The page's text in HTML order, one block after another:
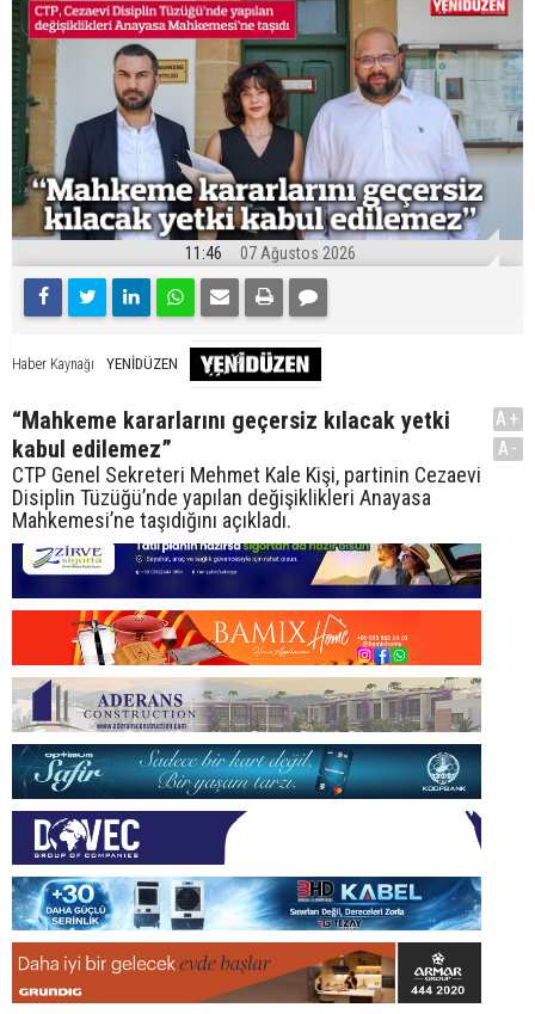
11:46 07 Ağustos 2026
Haber Kaynağı YENİDÜZEN
“Mahkeme kararlarını geçersiz kılacak yetki
kabul edilemez”
CTP Genel Sekreteri Mehmet Kale Kişi, partinin Cezaevi
Disiplin Tüzüğü’nde yapılan değişiklikleri Anayasa
Mahkemesi’ne taşıdığını açıkladı.
A+
A-